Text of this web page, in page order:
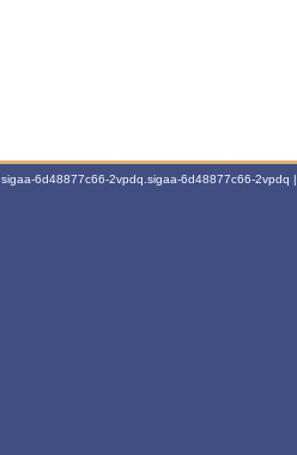
6d48877c66-2vpdq.sigaa-6d48877c66-2vpdq |